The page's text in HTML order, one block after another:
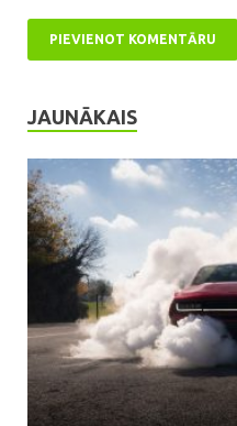
JAUNĀKAIS